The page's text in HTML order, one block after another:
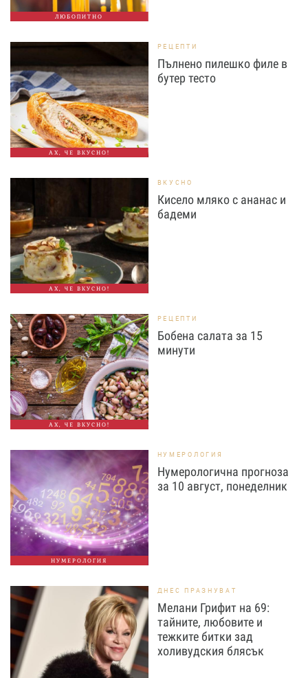
ЛЮБОПИТНО
АХ, ЧЕ ВКУСНО!
РЕЦЕПТИ
Пълнено пилешко филе в
бутер тесто
АХ, ЧЕ ВКУСНО!
ВКУСНО
Кисело мляко с ананас и
бадеми
АХ, ЧЕ ВКУСНО!
РЕЦЕПТИ
Бобена салата за 15
минути
НУМЕРОЛОГИЯ
НУМЕРОЛОГИЯ
Нумерологична прогноза
за 10 август, понеделник
ДНЕС ПРАЗНУВАТ
Мелани Грифит на 69:
тайните, любовите и
тежките битки зад
холивудския блясък